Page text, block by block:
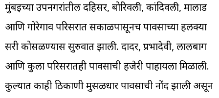
मुंबईच्या उपनगरांतील दहिसर, बोरिवली, कांदिवली, मालाड
आणि गोरेगाव परिसरात सकाळपासूनच पावसाच्या हलक्या
सरी कोसळण्यास सुरुवात झाली. दादर, प्रभादेवी, लालबाग
आणि कुर्ला परिसरातही पावसाची हजेरी पाहायला मिळाली.
कुर्ल्यात काही ठिकाणी मुसळधार पावसाची नोंद झाली असून